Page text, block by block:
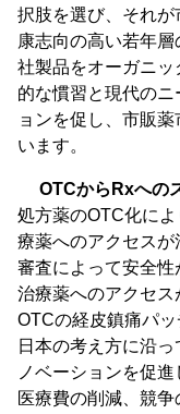
択肢を選び、それ
康志向の高い若年
社製品をオーガニ
的な慣習と現代の
ョンを促し、市販
います。
OTCからRxへの
処方薬のOTC化に
療薬へのアクセス
審査によって安全
治療薬へのアクセス
OTCの経皮鎮痛パ
日本の考え方に沿
ノベーションを促
医療費の削減、競